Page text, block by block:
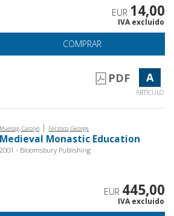
EUR 14,00
IVA excluido
COMPRAR
PDF A
ARTÍCULO
Muessig, Carolyn | Ferzoco, George
Medieval Monastic Education
2001 - Bloomsbury Publishing
EUR 445,00
IVA excluido